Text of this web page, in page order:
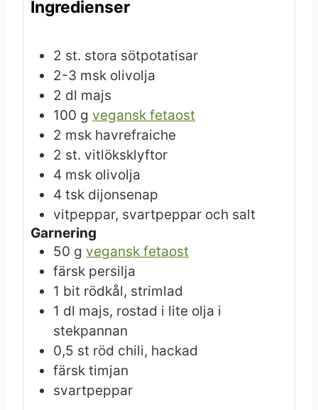
Ingredienser
2 st. stora sötpotatisar
2-3 msk olivolja
2 dl majs
100 g vegansk fetaost
2 msk havrefraiche
2 st. vitlöksklyftor
4 msk olivolja
4 tsk dijonsenap
vitpeppar, svartpeppar och salt
Garnering
50 g vegansk fetaost
färsk persilja
1 bit rödkål, strimlad
1 dl majs, rostad i lite olja i
stekpannan
0,5 st röd chili, hackad
färsk timjan
svartpeppar